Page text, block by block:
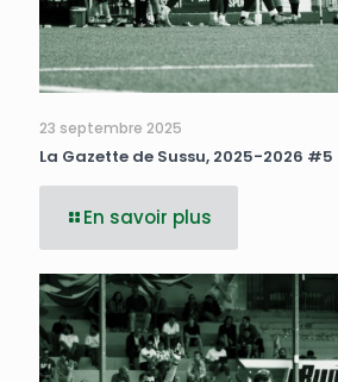
23 septembre 2025
La Gazette de Sussu, 2025-2026 #5
En savoir plus